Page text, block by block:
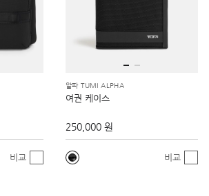
비교
알파 TUMI ALPHA
여권 케이스
250,000 원
비교